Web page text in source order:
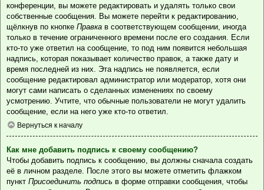
конференции, вы можете редактировать и удалять только свои
собственные сообщения. Вы можете перейти к редактированию,
щёлкнув по кнопке Правка в соответствующем сообщении, иногда
только в течение ограниченного времени после его создания. Если
кто-то уже ответил на сообщение, то под ним появится небольшая
надпись, которая показывает количество правок, а также дату и
время последней из них. Эта надпись не появляется, если
сообщение редактировал администратор или модератор, хотя они
могут сами написать о сделанных изменениях по своему
усмотрению. Учтите, что обычные пользователи не могут удалить
сообщение, если на него уже кто-то ответил.
Вернуться к началу
Как мне добавить подпись к своему сообщению?
Чтобы добавить подпись к сообщению, вы должны сначала создать
её в личном разделе. После этого вы можете отметить флажком
пункт Присоединить подпись в форме отправки сообщения, чтобы